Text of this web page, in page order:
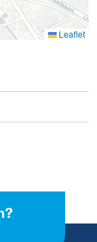
Leaflet